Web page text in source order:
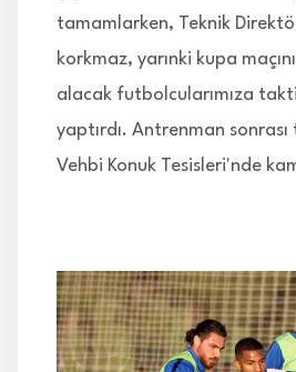
tamamlarken, Teknik
korkmaz, yarınki kupa
alacak futbolcularımıza
yaptırdı. Antrenman sonrası
Vehbi Konuk Tesisleri'nde